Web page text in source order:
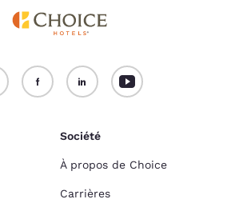
Société
À propos de Choice
Carrières